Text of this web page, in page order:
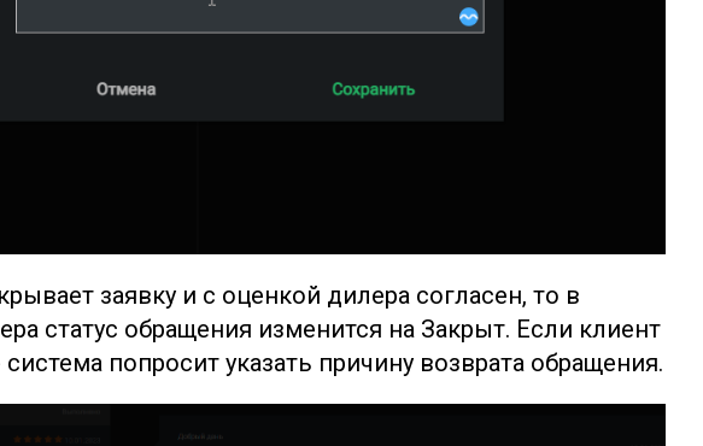
заявку и с оценкой дилера согласен, то в
статус обращения изменится на Закрыт. Если клиент
система попросит указать причину возврата обращения.